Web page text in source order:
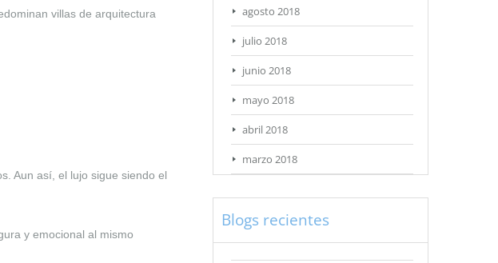
villas de arquitectura
Aun así, el lujo sigue siendo el
y emocional al mismo
agosto 2018
julio 2018
junio 2018
mayo 2018
abril 2018
marzo 2018
Blogs recientes